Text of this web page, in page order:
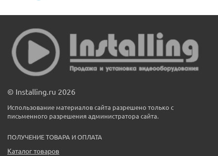
© Installing.ru 2026
Использование материалов сайта разрешено только с
письменного разрешения администратора сайта.
ПОЛУЧЕНИЕ ТОВАРА И ОПЛАТА
Каталог товаров